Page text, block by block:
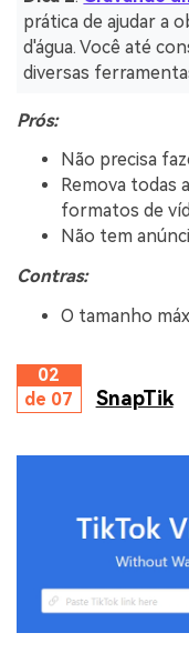
prática de ajudar a
d'água. Você até
diversas
Prós:
Não precisa
Remova todas
formatos de
Não tem
Contras:
O tamanho
02
de 07
SnapTik